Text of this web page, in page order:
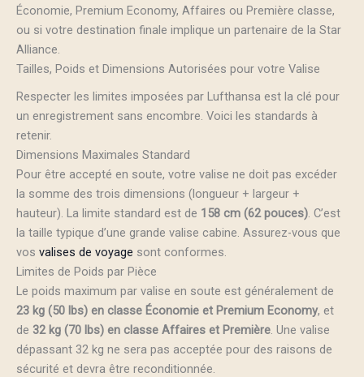
Économie, Premium Economy, Affaires ou Première classe,
ou si votre destination finale implique un partenaire de la Star
Alliance.
Tailles, Poids et Dimensions Autorisées pour votre Valise
Respecter les limites imposées par Lufthansa est la clé pour
un enregistrement sans encombre. Voici les standards à
retenir.
Dimensions Maximales Standard
Pour être accepté en soute, votre valise ne doit pas excéder
la somme des trois dimensions (longueur + largeur +
hauteur). La limite standard est de 158 cm (62 pouces). C’est
la taille typique d’une grande valise cabine. Assurez-vous que
vos valises de voyage sont conformes.
Limites de Poids par Pièce
Le poids maximum par valise en soute est généralement de
23 kg (50 lbs) en classe Économie et Premium Economy, et
de 32 kg (70 lbs) en classe Affaires et Première. Une valise
dépassant 32 kg ne sera pas acceptée pour des raisons de
sécurité et devra être reconditionnée.